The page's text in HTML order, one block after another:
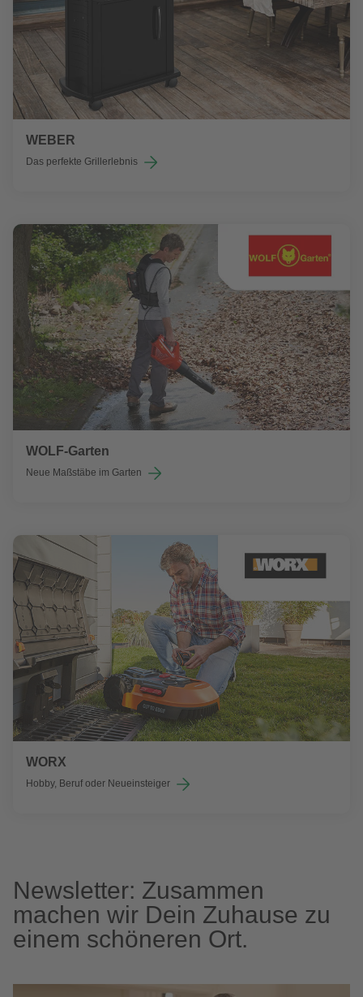
WEBER
Das perfekte Grillerlebnis
WOLF-Garten
Neue Maßstäbe im Garten
WORX
Hobby, Beruf oder Neueinsteiger
Newsletter: Zusammen
machen wir Dein Zuhause zu
einem schöneren Ort.